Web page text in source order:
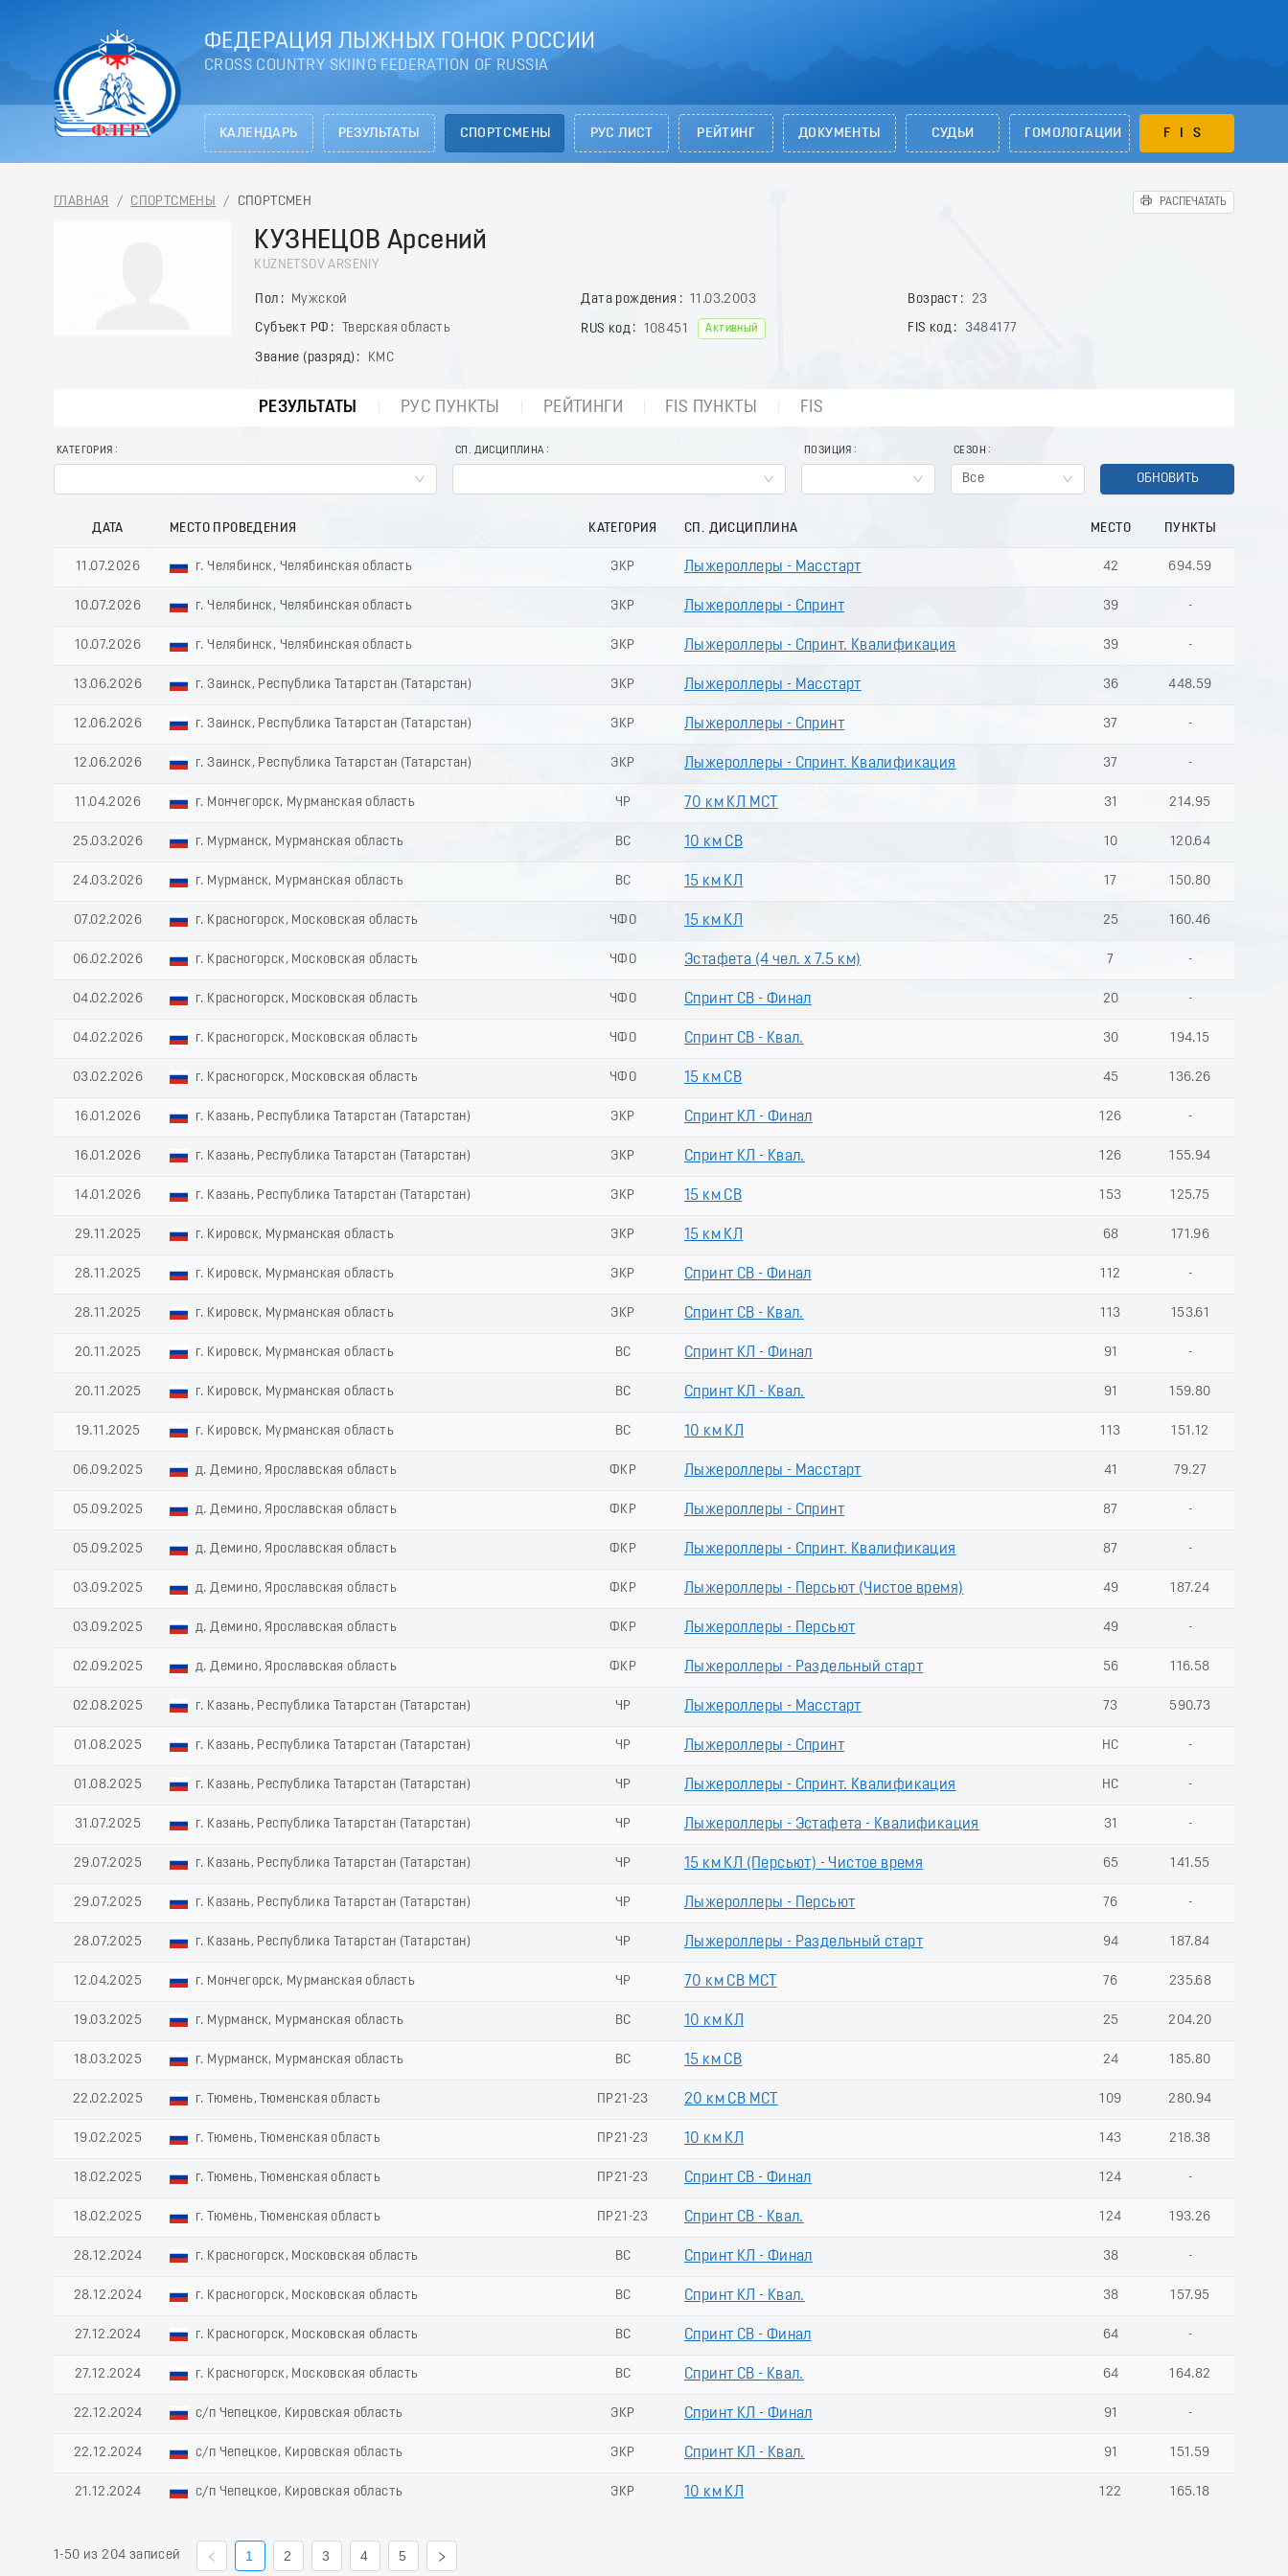
ФЕДЕРАЦИЯ ЛЫЖНЫХ ГОНОК РОССИИ
CROSS COUNTRY SKIING FEDERATION OF RUSSIA
КАЛЕНДАРЬ РЕЗУЛЬТАТЫ СПОРТСМЕНЫ РУС ЛИСТ РЕЙТИНГ ДОКУМЕНТЫ СУДЬИ ГОМОЛОГАЦИИ FIS
ГЛАВНАЯ / СПОРТСМЕНЫ / СПОРТСМЕН РАСПЕЧАТАТЬ
КУЗНЕЦОВ Арсений
KUZNETSOV ARSENIY
Пол Мужской Дата рождения 11.03.2003 Возраст
23
Субъект РФ
Тверская область RUS код 108451 Активный FIS код 3484177
Звание (разряд) КМС
РЕЗУЛЬТАТЫ РУС ПУНКТЫ РЕЙТИНГИ FIS ПУНКТЫ FIS
КАТЕГОРИЯ СП. ДИСЦИПЛИНА ПОЗИЦИЯ СЕЗОН
Все ОБНОВИТЬ
ДАТА МЕСТО ПРОВЕДЕНИЯ КАТЕГОРИЯ СП. ДИСЦИПЛИНА МЕСТО ПУНКТЫ
11.07.2026 г. Челябинск, Челябинская область ЭКР Лыжероллеры - Масстарт 42 694.59
10.07.2026 г. Челябинск, Челябинская область ЭКР Лыжероллеры - Спринт 39 -
10.07.2026 г. Челябинск, Челябинская область ЭКР Лыжероллеры - Спринт. Квалификация 39 -
13.06.2026 г. Заинск, Республика Татарстан (Татарстан) ЭКР Лыжероллеры - Масстарт 36 448.59
12.06.2026 г. Заинск, Республика Татарстан (Татарстан) ЭКР Лыжероллеры - Спринт 37 -
12.06.2026 г. Заинск, Республика Татарстан (Татарстан) ЭКР Лыжероллеры - Спринт. Квалификация 37 -
11.04.2026 г. Мончегорск, Мурманская область ЧР 70 км КЛ МСТ 31 214.95
25.03.2026 г. Мурманск, Мурманская область ВС 10 км СВ 10 120.64
24.03.2026 г. Мурманск, Мурманская область ВС 15 км КЛ 17 150.80
07.02.2026 г. Красногорск, Московская область ЧФО 15 км КЛ 25 160.46
06.02.2026 г. Красногорск, Московская область ЧФО Эстафета (4 чел. х 7.5 км) 7 -
04.02.2026 г. Красногорск, Московская область ЧФО Спринт СВ - Финал 20 -
04.02.2026 г. Красногорск, Московская область ЧФО Спринт СВ - Квал. 30 194.15
03.02.2026 г. Красногорск, Московская область ЧФО 15 км СВ 45 136.26
16.01.2026 г. Казань, Республика Татарстан (Татарстан) ЭКР Спринт КЛ - Финал 126 -
16.01.2026 г. Казань, Республика Татарстан (Татарстан) ЭКР Спринт КЛ - Квал. 126 155.94
14.01.2026 г. Казань, Республика Татарстан (Татарстан) ЭКР 15 км СВ 153 125.75
29.11.2025 г. Кировск, Мурманская область ЭКР 15 км КЛ 68 171.96
28.11.2025 г. Кировск, Мурманская область ЭКР Спринт СВ - Финал 112 -
28.11.2025 г. Кировск, Мурманская область ЭКР Спринт СВ - Квал. 113 153.61
20.11.2025 г. Кировск, Мурманская область ВС Спринт КЛ - Финал 91 -
20.11.2025 г. Кировск, Мурманская область ВС Спринт КЛ - Квал. 91 159.80
19.11.2025 г. Кировск, Мурманская область ВС 10 км КЛ 113 151.12
06.09.2025 д. Демино, Ярославская область ФКР Лыжероллеры - Масстарт 41 79.27
05.09.2025 д. Демино, Ярославская область ФКР Лыжероллеры - Спринт 87 -
05.09.2025 д. Демино, Ярославская область ФКР Лыжероллеры - Спринт. Квалификация 87 -
03.09.2025 д. Демино, Ярославская область ФКР Лыжероллеры - Пеpсьют (Чистое время) 49 187.24
03.09.2025 д. Демино, Ярославская область ФКР Лыжероллеры - Пеpсьют 49 -
02.09.2025 д. Демино, Ярославская область ФКР Лыжероллеры - Раздельный старт 56 116.58
02.08.2025 г. Казань, Республика Татарстан (Татарстан) ЧР Лыжероллеры - Масстарт 73 590.73
01.08.2025 г. Казань, Республика Татарстан (Татарстан) ЧР Лыжероллеры - Спринт НС -
01.08.2025 г. Казань, Республика Татарстан (Татарстан) ЧР Лыжероллеры - Спринт. Квалификация НС -
31.07.2025 г. Казань, Республика Татарстан (Татарстан) ЧР Лыжероллеры - Эстафета - Квалификация 31 -
29.07.2025 г. Казань, Республика Татарстан (Татарстан) ЧР 15 км КЛ (Пeрсьют) - Чистое время 65 141.55
29.07.2025 г. Казань, Республика Татарстан (Татарстан) ЧР Лыжероллеры - Пеpсьют 76 -
28.07.2025 г. Казань, Республика Татарстан (Татарстан) ЧР Лыжероллеры - Раздельный старт 94 187.84
12.04.2025 г. Мончегорск, Мурманская область ЧР 70 км СВ МСТ 76 235.68
19.03.2025 г. Мурманск, Мурманская область ВС 10 км КЛ 25 204.20
18.03.2025 г. Мурманск, Мурманская область ВС 15 км СВ 24 185.80
22.02.2025 г. Тюмень, Тюменская область ПР21-23 20 км СВ МСТ 109 280.94
19.02.2025 г. Тюмень, Тюменская область ПР21-23 10 км КЛ 143 218.38
18.02.2025 г. Тюмень, Тюменская область ПР21-23 Спринт СВ - Финал 124 -
18.02.2025 г. Тюмень, Тюменская область ПР21-23 Спринт СВ - Квал. 124 193.26
28.12.2024 г. Красногорск, Московская область ВС Спринт КЛ - Финал 38 -
28.12.2024 г. Красногорск, Московская область ВС Спринт КЛ - Квал. 38 157.95
27.12.2024 г. Красногорск, Московская область ВС Спринт СВ - Финал 64 -
27.12.2024 г. Красногорск, Московская область ВС Спринт СВ - Квал. 64 164.82
22.12.2024 с/п Чепецкое, Кировская область ЭКР Спринт КЛ - Финал 91 -
22.12.2024 с/п Чепецкое, Кировская область ЭКР Спринт КЛ - Квал. 91 151.59
21.12.2024 с/п Чепецкое, Кировская область ЭКР 10 км КЛ 122 165.18
1-50 из 204 записей 1 2 3 4 5